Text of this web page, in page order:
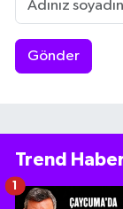
Gönder
Trend
1